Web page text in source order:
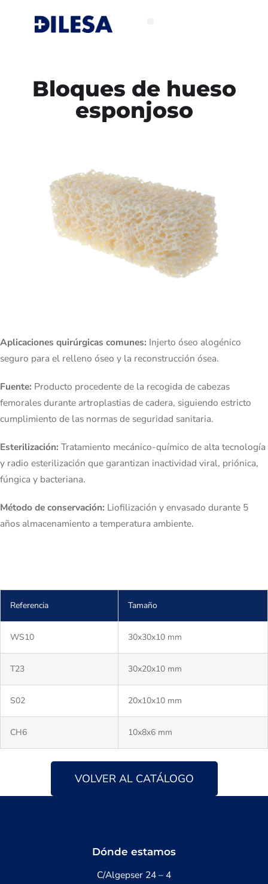
Bloques de hueso
esponjoso
Aplicaciones quirúrgicas comunes: Injerto óseo alogénico
seguro para el relleno óseo y la reconstrucción ósea.
Fuente: Producto procedente de la recogida de cabezas
femorales durante artroplastias de cadera, siguiendo estricto
cumplimiento de las normas de seguridad sanitaria.
Esterilización: Tratamiento mecánico-químico de alta tecnología
y radio esterilización que garantizan inactividad viral, priónica,
fúngica y bacteriana.
Método de conservación: Liofilización y envasado durante 5
años almacenamiento a temperatura ambiente.
Referencia Tamaño
WS10 30x30x10 mm
T23 30x20x10 mm
S02 20x10x10 mm
CH6 10x8x6 mm
VOLVER AL CATÁLOGO
Dónde estamos
C/Algepser 24 – 4